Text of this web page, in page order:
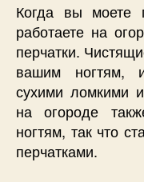
Когда вы моете
работаете на
перчатки.
вашим ногтям,
сухими ломкими
на огороде
ногтям, так что
перчатками.